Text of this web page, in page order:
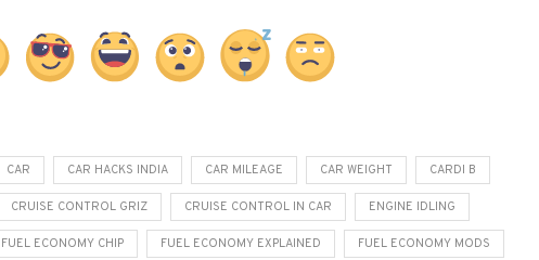
CAR CAR HACKS INDIA CAR MILEAGE CAR WEIGHT CARDI B
CRUISE CONTROL GRIZ CRUISE CONTROL IN CAR ENGINE IDLING
FUEL ECONOMY CHIP FUEL ECONOMY EXPLAINED FUEL ECONOMY MODS